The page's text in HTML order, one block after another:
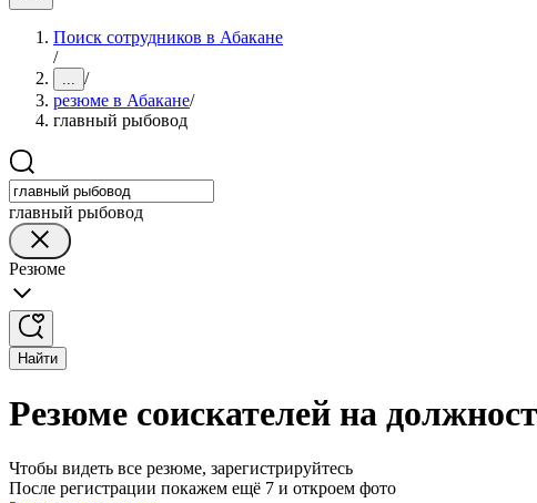
Поиск сотрудников в Абакане
/
... /
резюме в Абакане/
главный рыбовод
главный рыбовод
Резюме
Найти
Резюме соискателей на
Чтобы видеть все резюме, зарегистрируйтесь
После регистрации покажем ещё 7 и откроем фото